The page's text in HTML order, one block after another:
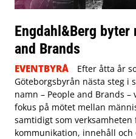
Engdahl&Berg
and Brands
EVENTBYRÅ
Efter åtta år
Göteborgsbyrån nästa steg i
namn – People and Brands
fokus på mötet mellan
samtidigt som
kommunikation, innehåll och